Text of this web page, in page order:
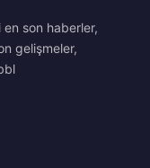
son haberler,
gelişmeler,